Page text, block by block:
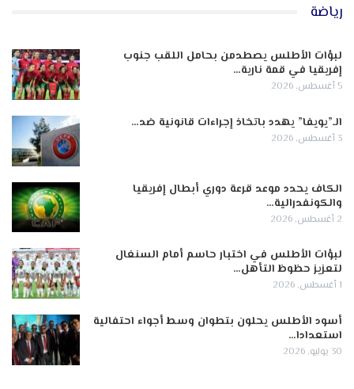
رياضة
لبؤات الأطلس يصطدمن بحامل اللقب جنوب
إفريقيا في قمة نارية…
5 أغسطس, 2026
الـ”يويفا” يهدد باتخاذ إجراءات قانونية ضد…
3 أغسطس, 2026
الكاف يحدد موعد قرعة دوري أبطال إفريقيا
والكونفدرالية…
2 أغسطس, 2026
لبؤات الأطلس في اختبار حاسم أمام السنغال
لتعزيز حظوظ التأهل…
1 أغسطس, 2026
أسود الأطلس يحلون بتطوان وسط أجواء احتفالية
استعدادا…
30 يوليو, 2026